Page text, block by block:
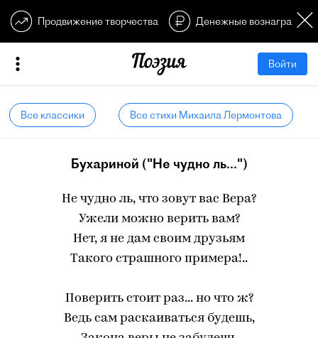
Продвижение творчества Денежные
Войти
Все классики Все стихи Михаила Лермонтова
Бухариной ("Не чудно ль...")
Не чудно ль, что зовут вас Вера?
Ужели можно верить вам?
Нет, я не дам своим друзьям
Такого страшного примера!..
Поверить стоит раз... но что ж?
Ведь сам раскаиваться будешь,